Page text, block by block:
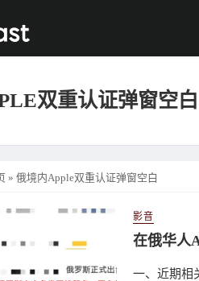
双重认证弹窗空白
» 俄境内Apple双重认证弹窗空白
影音
一、近期相